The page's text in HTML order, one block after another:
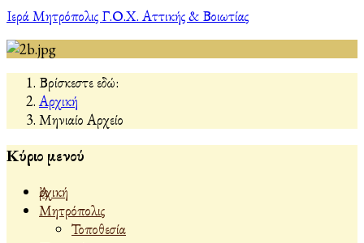
Ιερά Μητρόπολις Γ.Ο.Χ. Αττικής & Βοιωτίας
Βρίσκεστε εδώ:
Αρχική
Μηνιαίο Αρχείο
Κύριο μενού
Ἀρχική
Μητρόπολις
Τοποθεσία